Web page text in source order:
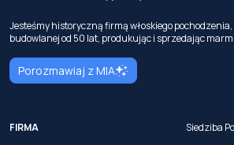
Jesteśmy historyczną firmą włoskiego
budowlanej od 50 lat, produkując i sprzedając
Porozmawiaj z MIA
FIRMA
Siedziba